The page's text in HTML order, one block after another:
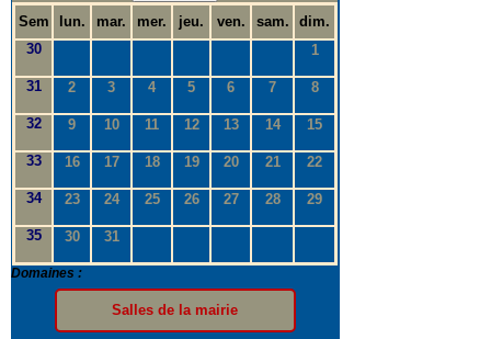
Sem
lun. mar. mer. jeu. ven. sam.
dim.
30
1
31 2 3 4 5 6 7 8
32 9 10 11 12 13 14 15
33 16 17 18 19 20 21 22
34 23 24 25 26 27 28 29
35 30 31
Domaines :